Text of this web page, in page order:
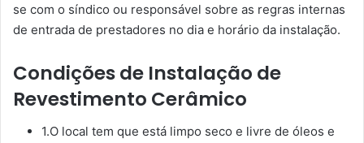
se com o síndico ou responsável sobre as regras internas
de entrada de prestadores no dia e horário da instalação.
Condições de Instalação de
Revestimento Cerâmico
1.O local tem que está limpo seco e livre de óleos e